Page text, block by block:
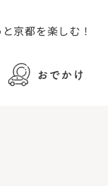
京都を楽しむ！
おでかけ